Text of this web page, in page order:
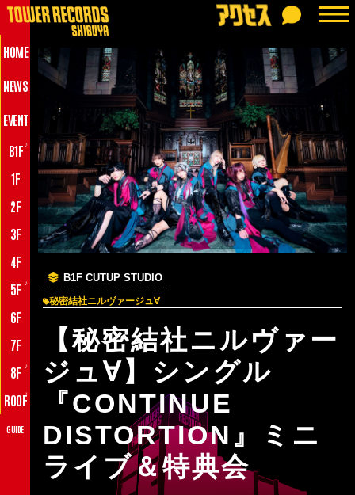
HOME
NEWS
EVENT
B1F ♪
1F
2F
3F
4F
5F
♪
6F
7F
8F
♪
ROOF♪
GUIDE
B1F CUTUP STUDIO
秘密結社ニルヴァージュ∀
【秘密結社ニルヴァー
ジュ∀】シングル
『CONTINUE
DISTORTION』ミニ
ライブ＆特典会